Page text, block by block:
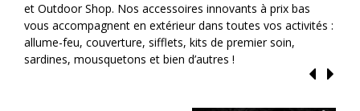
et Outdoor Shop. Nos accessoires innovants à prix bas
vous accompagnent en extérieur dans toutes vos activités :
allume-feu, couverture, sifflets, kits de premier soin,
sardines, mousquetons et bien d’autres !